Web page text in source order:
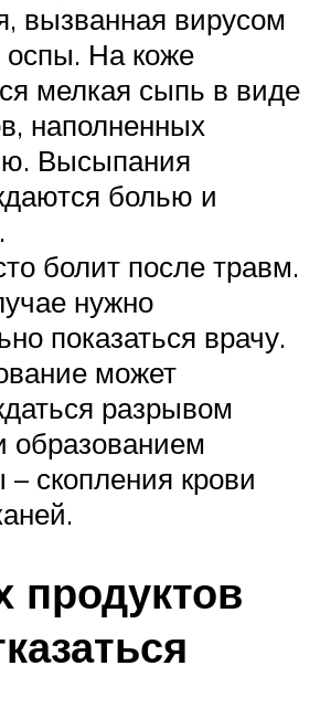
вызванная вирусом
оспы. На коже
мелкая сыпь в виде
наполненных
Высыпания
болью и
болит после травм.
нужно
показаться врачу.
может
разрывом
образованием
– скопления крови
продуктов